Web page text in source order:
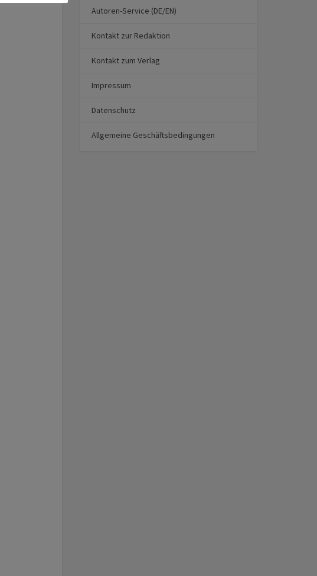
Autoren-Service (DE/EN)
Kontakt zur Redaktion
Kontakt zum Verlag
Impressum
Datenschutz
Allgemeine Geschäftsbedingungen